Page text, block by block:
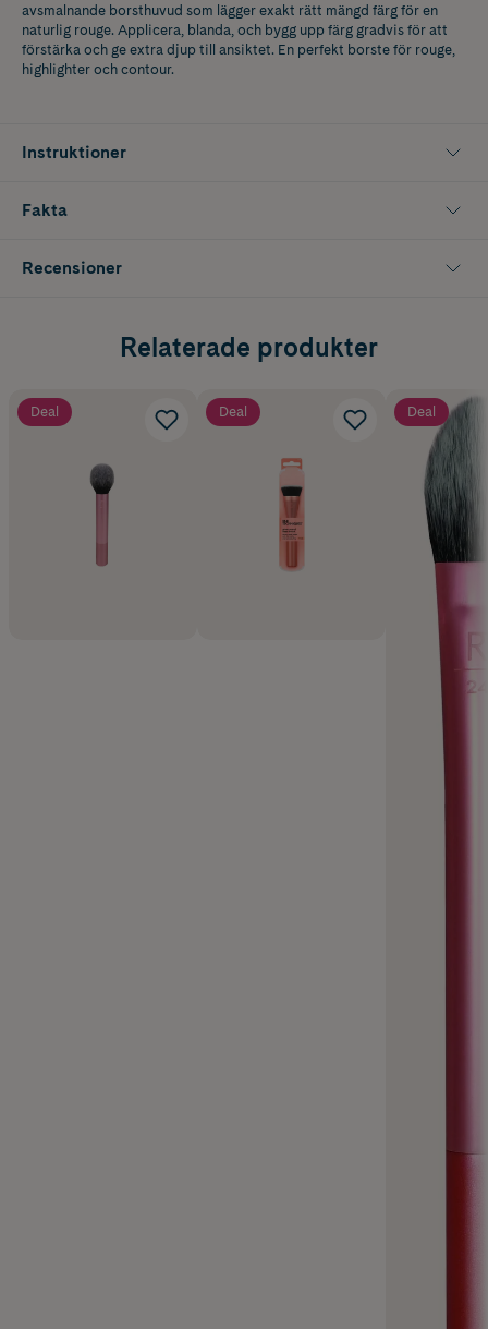
avsmalnande borsthuvud som lägger exakt rätt mängd färg för en
naturlig rouge. Applicera, blanda, och bygg upp färg gradvis för att
förstärka och ge extra djup till ansiktet. En perfekt borste för rouge,
highlighter och contour.
Instruktioner
Fakta
Recensioner
Relaterade produkter
Deal Deal Deal